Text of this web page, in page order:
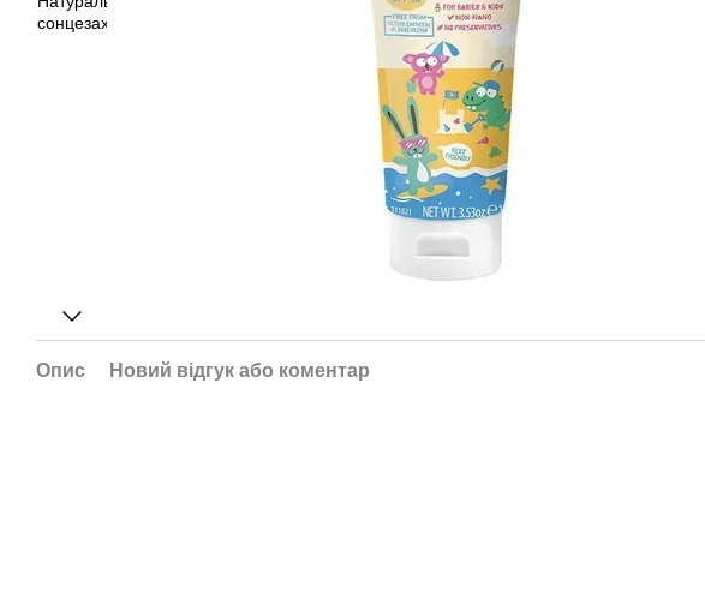
Опис Новий відгук або коментар